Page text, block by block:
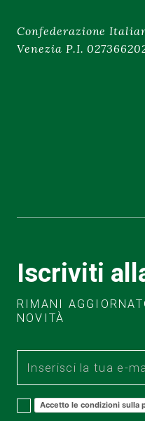
Confederazione
Venezia P.I.
Iscriviti
RIMANI
NOVITÀ
Accetto le condizioni sulla